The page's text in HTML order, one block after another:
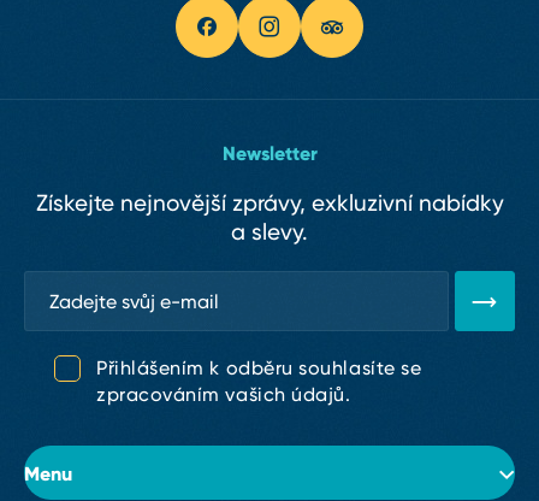
Menu
Newsletter
Získejte nejnovější zprávy, exkluzivní nabídky
a slevy.
Přihlášením k odběru souhlasíte se
zpracováním vašich údajů.